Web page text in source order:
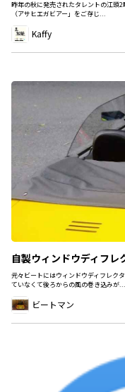
昨年の秋に発売されたタレントの江頭
（アサヒエガビアー」をご存じ...
Kaffy
自製ウィンドウディフレ
元々ビートにはウィンドウディフレク
ていなくて後ろからの風の巻き込みが...
ビートマン